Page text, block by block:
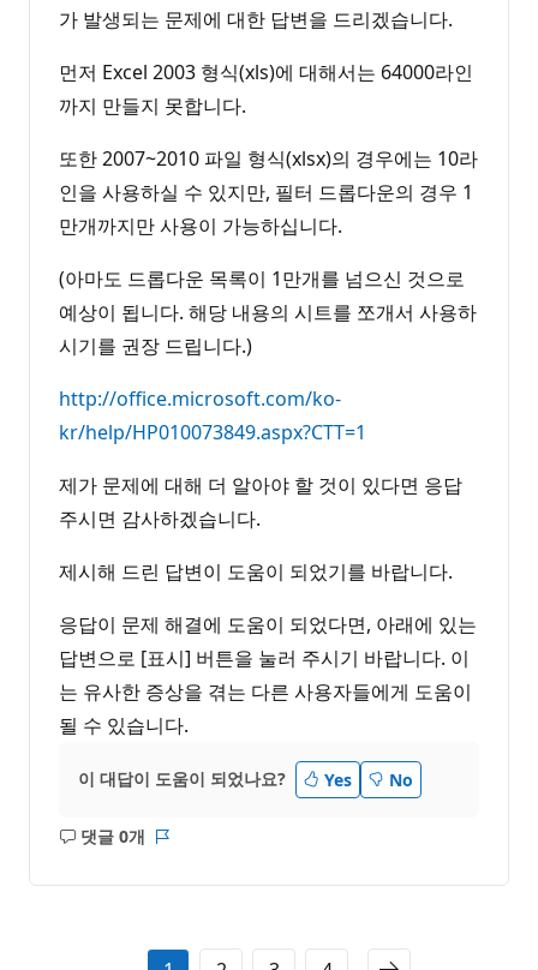
가 발생되는 문제에 대한 답변을 드리겠습니다.
먼저 Excel 2003 형식(xls)에 대해서는 64000라인
까지 만들지 못합니다.
또한 2007~2010 파일 형식(xlsx)의 경우에는 10라
인을 사용하실 수 있지만, 필터 드롭다운의 경우 1
만개까지만 사용이 가능하십니다.
(아마도 드롭다운 목록이 1만개를 넘으신 것으로
예상이 됩니다. 해당 내용의 시트를 쪼개서 사용하
시기를 권장 드립니다.)
http://office.microsoft.com/ko-
kr/help/HP010073849.aspx?CTT=1
제가 문제에 대해 더 알아야 할 것이 있다면 응답
주시면 감사하겠습니다.
제시해 드린 답변이 도움이 되었기를 바랍니다.
응답이 문제 해결에 도움이 되었다면, 아래에 있는
답변으로 [표시] 버튼을 눌러 주시기 바랍니다. 이
는 유사한 증상을 겪는 다른 사용자들에게 도움이
될 수 있습니다.
이 대답이 도움이 되었나요? Yes No
댓글 0개
설